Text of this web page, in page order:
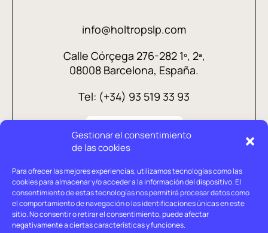
Gestionar el consentimiento
de las cookies
Para ofrecer las mejores experiencias, utilizamos tecnologías como las
cookies para almacenar y/o acceder a la información del dispositivo. El
consentimiento de estas tecnologías nos permitirá procesar datos como
el comportamiento de navegación o las identificaciones únicas en este
sitio. No consentir o retirar el consentimiento, puede afectar
negativamente a ciertas características y funciones.
info@holtropslp.com
Calle Córçega 276-282 1º, 2ª,
08008 Barcelona, España.
Tel: (+34) 93 519 33 93
Aviso legal